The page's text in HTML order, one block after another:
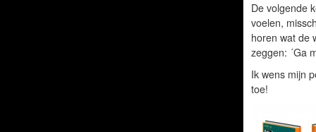
De volgende
voelen,
horen wat de
zeggen: ´Ga
Ik wens mijn
toe!